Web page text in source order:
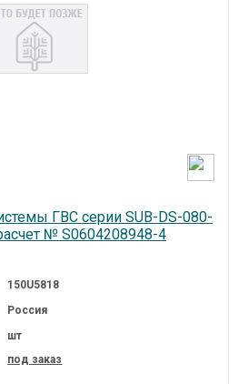
ГВС серии SUB-DS-080-
№ S0604208948-4
150U5818
Россия
шт
под заказ